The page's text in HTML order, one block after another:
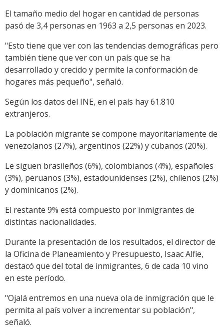
El tamaño medio del hogar en cantidad de personas
pasó de 3,4 personas en 1963 a 2,5 personas en 2023.
"Esto tiene que ver con las tendencias demográficas pero
también tiene que ver con un país que se ha
desarrollado y crecido y permite la conformación de
hogares más pequeño", señaló.
Según los datos del INE, en el país hay 61.810
extranjeros.
La población migrante se compone mayoritariamente de
venezolanos (27%), argentinos (22%) y cubanos (20%).
Le siguen brasileños (6%), colombianos (4%), españoles
(3%), peruanos (3%), estadounidenses (2%), chilenos (2%)
y dominicanos (2%).
El restante 9% está compuesto por inmigrantes de
distintas nacionalidades.
Durante la presentación de los resultados, el director de
la Oficina de Planeamiento y Presupuesto, Isaac Alfie,
destacó que del total de inmigrantes, 6 de cada 10 vino
en este período.
"Ojalá entremos en una nueva ola de inmigración que le
permita al país volver a incrementar su población",
señaló.